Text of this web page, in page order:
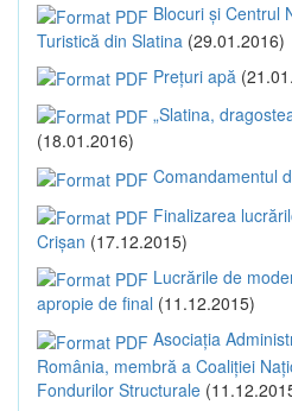
Blocuri și Centrul
Turistică din Slatina (29.01.2016)
Prețuri apă
„Slatina,
(18.01.2016)
Comandamentul
Finalizarea
Crișan (17.12.2015)
Lucrările de
apropie de final (11.12.2015)
Asociația
România, membră a Coaliției
Fondurilor Structurale